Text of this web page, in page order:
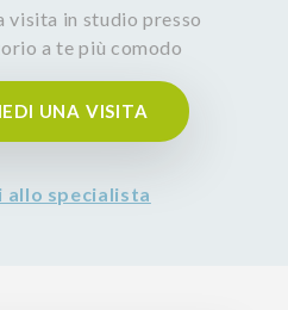
visita in studio presso
a te più comodo
UNA VISITA
allo specialista